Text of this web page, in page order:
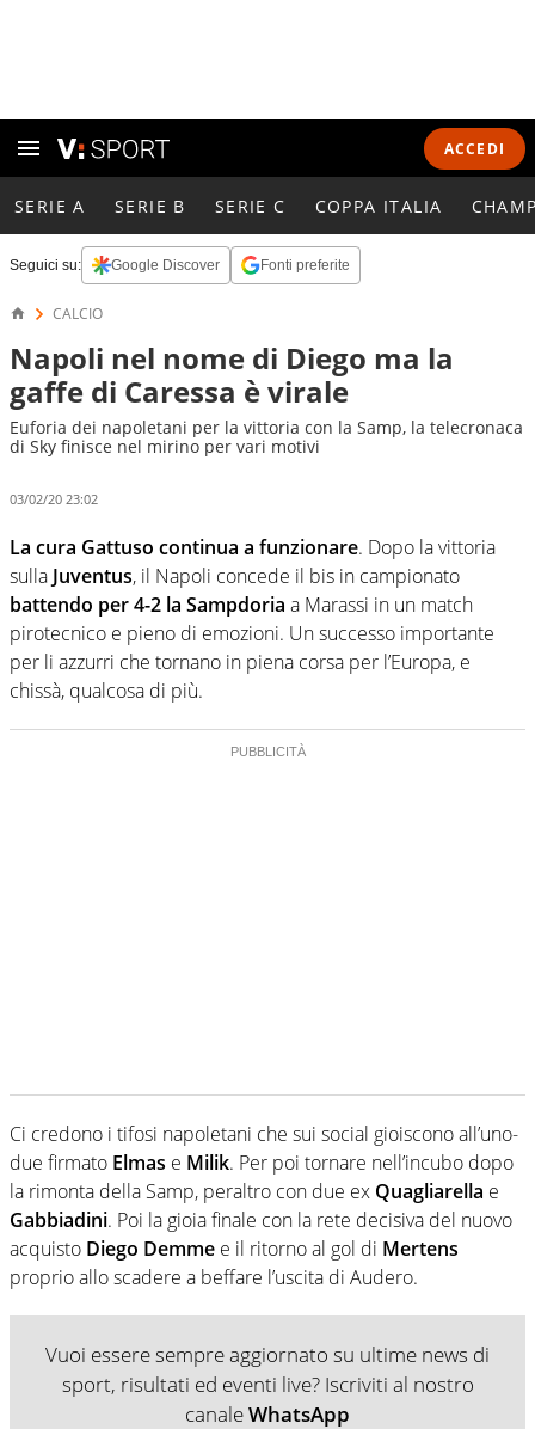
ACCEDI
SERIE A SERIE B SERIE C COPPA ITALIA
Seguici su: Google Discover Fonti preferite
CALCIO
Napoli nel nome di Diego ma la
gaffe di Caressa è virale
Euforia dei napoletani per la vittoria con la Samp, la telecronaca
di Sky finisce nel mirino per vari motivi
03/02/20 23:02
La cura Gattuso continua a funzionare. Dopo la vittoria
sulla Juventus, il Napoli concede il bis in campionato
battendo per 4-2 la Sampdoria a Marassi in un match
pirotecnico e pieno di emozioni. Un successo importante
per li azzurri che tornano in piena corsa per l’Europa, e
chissà, qualcosa di più.
Ci credono i tifosi napoletani che sui social gioiscono all’uno-
due firmato Elmas e Milik. Per poi tornare nell’incubo dopo
la rimonta della Samp, peraltro con due ex Quagliarella e
Gabbiadini. Poi la gioia finale con la rete decisiva del nuovo
acquisto Diego Demme e il ritorno al gol di Mertens
proprio allo scadere a beffare l’uscita di Audero.
Vuoi essere sempre aggiornato su ultime news di
sport, risultati ed eventi live? Iscriviti al nostro
canaleWhatsApp